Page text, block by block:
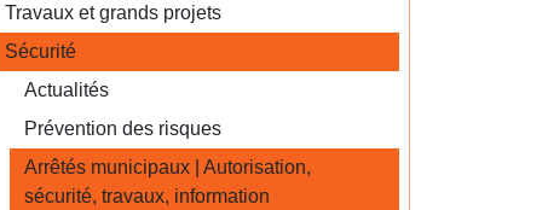
Travaux et grands projets
Sécurité
Actualités
Prévention des risques
Arrêtés municipaux | Autorisation,
sécurité, travaux, information